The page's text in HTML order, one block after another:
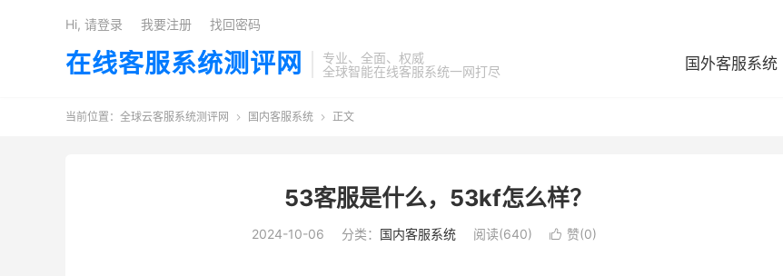
在线客服系统测评网
专业、全面、权威
全球智能在线客服系统一网打尽
国外客服系统
Hi, 请登录 我要注册 找回密码
当前位置： 全球云客服系统测评网  国内客服系统  正文
53客服是什么，53kf怎么样？
2024-10-06 分类： 国内客服系统 阅读(640)  赞(0)